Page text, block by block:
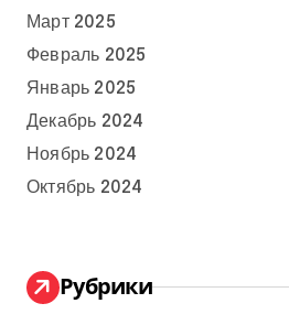
Март 2025
Февраль 2025
Январь 2025
Декабрь 2024
Ноябрь 2024
Октябрь 2024
Рубрики